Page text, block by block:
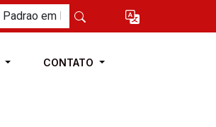
CONTATO